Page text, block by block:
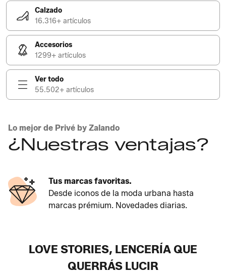
Calzado
16.316+ artículos
Accesorios
1299+ artículos
Ver todo
55.502+ artículos
Lo mejor de Privé by Zalando
¿Nuestras ventajas?
Tus marcas favoritas.
Desde iconos de la moda urbana hasta
marcas prémium. Novedades diarias.
LOVE STORIES, LENCERÍA QUE
QUERRÁS LUCIR